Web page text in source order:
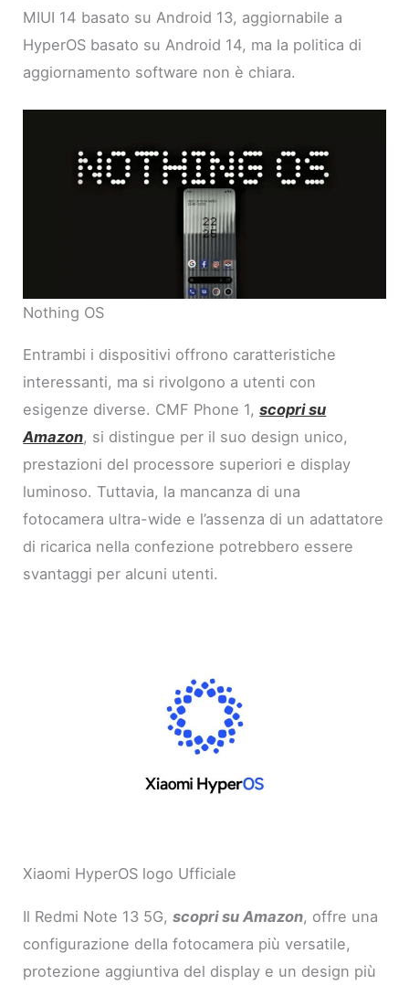
MIUI 14 basato su Android 13, aggiornabile a
HyperOS basato su Android 14, ma la politica di
aggiornamento software non è chiara.
Nothing OS
Entrambi i dispositivi offrono caratteristiche
interessanti, ma si rivolgono a utenti con
esigenze diverse. CMF Phone 1,scopri su
Amazon, si distingue per il suo design unico,
prestazioni del processore superiori e display
luminoso. Tuttavia, la mancanza di una
fotocamera ultra-wide e l’assenza di un adattatore
di ricarica nella confezione potrebbero essere
svantaggi per alcuni utenti.
Xiaomi HyperOS logo Ufficiale
Il Redmi Note 13 5G,scopri su Amazon, offre una
configurazione della fotocamera più versatile,
protezione aggiuntiva del display e un design più